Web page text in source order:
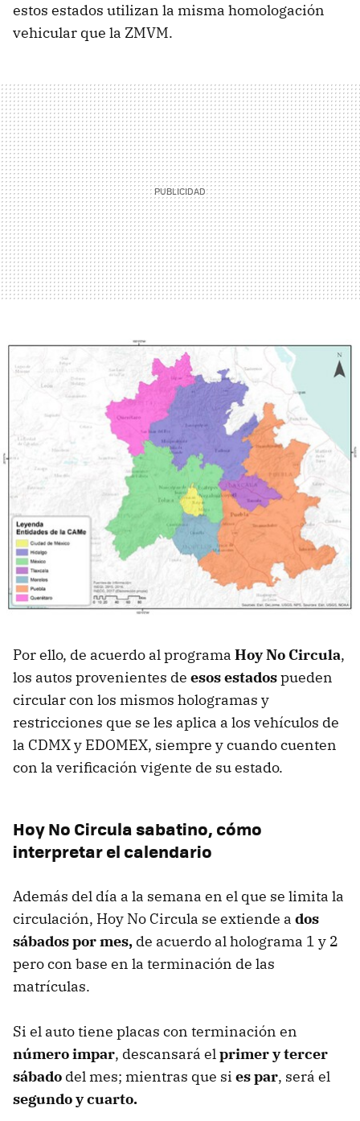
estos estados utilizan la misma homologación
vehicular que la ZMVM.
Por ello, de acuerdo al programa Hoy No Circula,
los autos provenientes de esos estadospueden
circular con los mismos hologramas y
restricciones que se les aplica a los vehículos de
la CDMX y EDOMEX, siempre y cuando cuenten
con la verificación vigente de su estado.
Hoy No Circula sabatino, cómo
interpretar el calendario
Además del día a la semana en el que se limita la
circulación, Hoy No Circula se extiende a dos
sábados por mes, de acuerdo al holograma 1 y 2
pero con base en la terminación de las
matrículas.
Si el auto tiene placas con terminación en
número impar, descansará elprimer y tercer
sábado del mes; mientras que si es par, será el
segundo y cuarto.